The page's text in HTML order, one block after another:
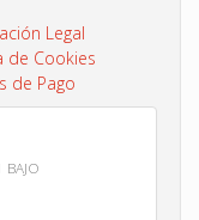
Legal
de Cookies
de Pago
BAJO